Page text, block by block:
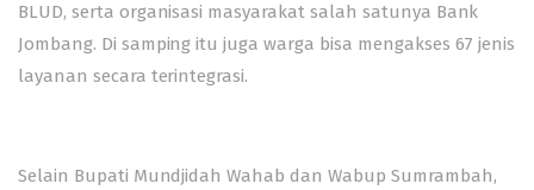
BLUD, serta organisasi masyarakat salah satunya Bank
Jombang. Di samping itu juga warga bisa mengakses 67 jenis
layanan secara terintegrasi.
Selain Bupati Mundjidah Wahab dan Wabup Sumrambah,